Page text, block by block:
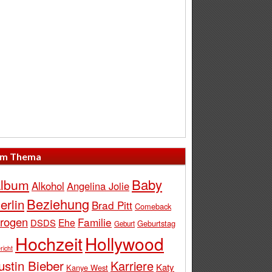
Thema
Alkohol Angelina Jolie Baby
Beziehung Brad Pitt Comeback
DSDS Ehe Familie Geburt Geburtstag
HochzeitHollywood
Bieber Kanye West Karriere Katy